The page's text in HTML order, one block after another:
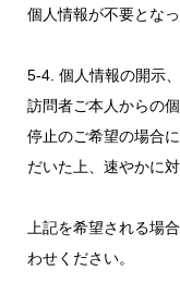
個人情報が不要とな
5-4. 個人情報の開示
訪問者ご本人からの
停止のご希望の場合
だいた上、速やかに
上記を希望される場
わせください。